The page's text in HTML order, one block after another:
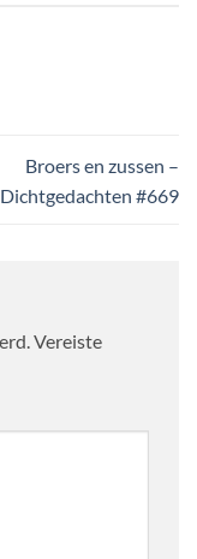
Broers en zussen –
Dichtgedachten #669
Vereiste